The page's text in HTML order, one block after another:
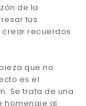
de la
tus
crear recuerdos
que no
es el
Se trata de una
homenaje al